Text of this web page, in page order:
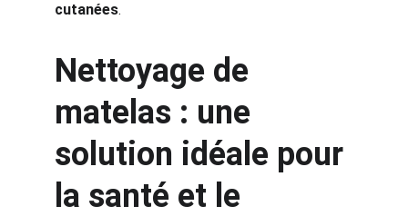
cutanées.
Nettoyage de
matelas : une
solution idéale pour
la santé et le